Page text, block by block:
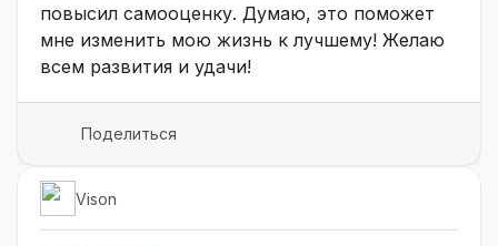
повысил самооценку. Думаю, это поможет
мне изменить мою жизнь к лучшему! Желаю
всем развития и удачи!
Поделиться
Vison